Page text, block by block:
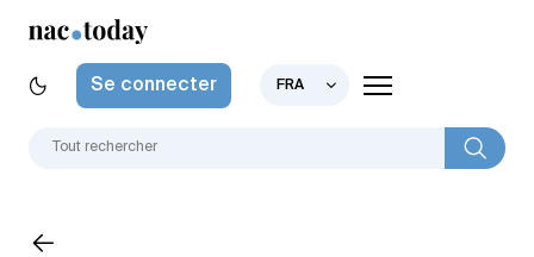
Se connecter FRA